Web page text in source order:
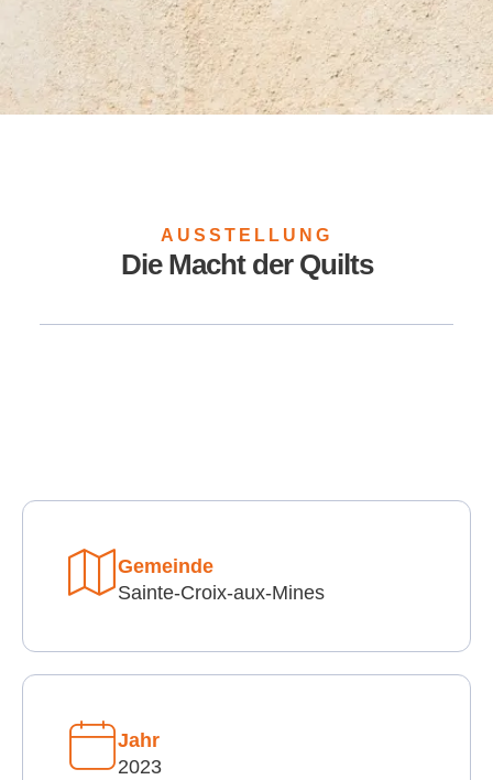
AUSSTELLUNG
Die Macht der Quilts
Gemeinde
Sainte-Croix-aux-Mines
Jahr
2023